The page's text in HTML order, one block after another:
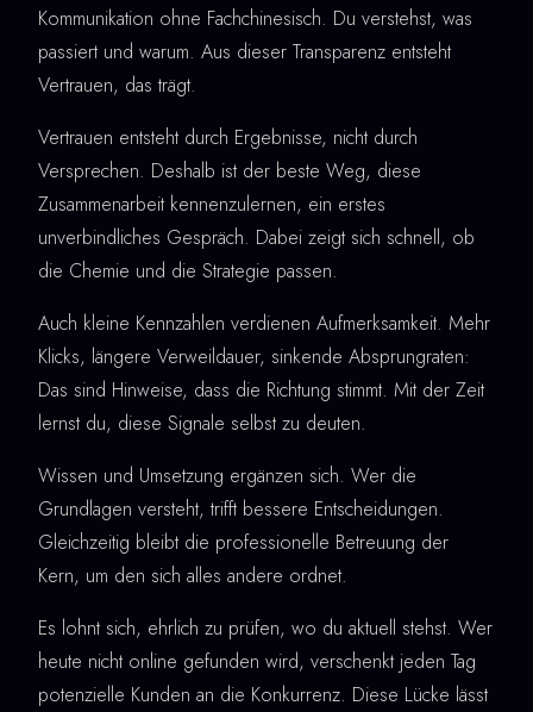
Kommunikation ohne Fachchinesisch. Du verstehst, was
passiert und warum. Aus dieser Transparenz entsteht
Vertrauen, das trägt.
Vertrauen entsteht durch Ergebnisse, nicht durch
Versprechen. Deshalb ist der beste Weg, diese
Zusammenarbeit kennenzulernen, ein erstes
unverbindliches Gespräch. Dabei zeigt sich schnell, ob
die Chemie und die Strategie passen.
Auch kleine Kennzahlen verdienen Aufmerksamkeit. Mehr
Klicks, längere Verweildauer, sinkende Absprungraten:
Das sind Hinweise, dass die Richtung stimmt. Mit der Zeit
lernst du, diese Signale selbst zu deuten.
Wissen und Umsetzung ergänzen sich. Wer die
Grundlagen versteht, trifft bessere Entscheidungen.
Gleichzeitig bleibt die professionelle Betreuung der
Kern, um den sich alles andere ordnet.
Es lohnt sich, ehrlich zu prüfen, wo du aktuell stehst. Wer
heute nicht online gefunden wird, verschenkt jeden Tag
potenzielle Kunden an die Konkurrenz. Diese Lücke lässt